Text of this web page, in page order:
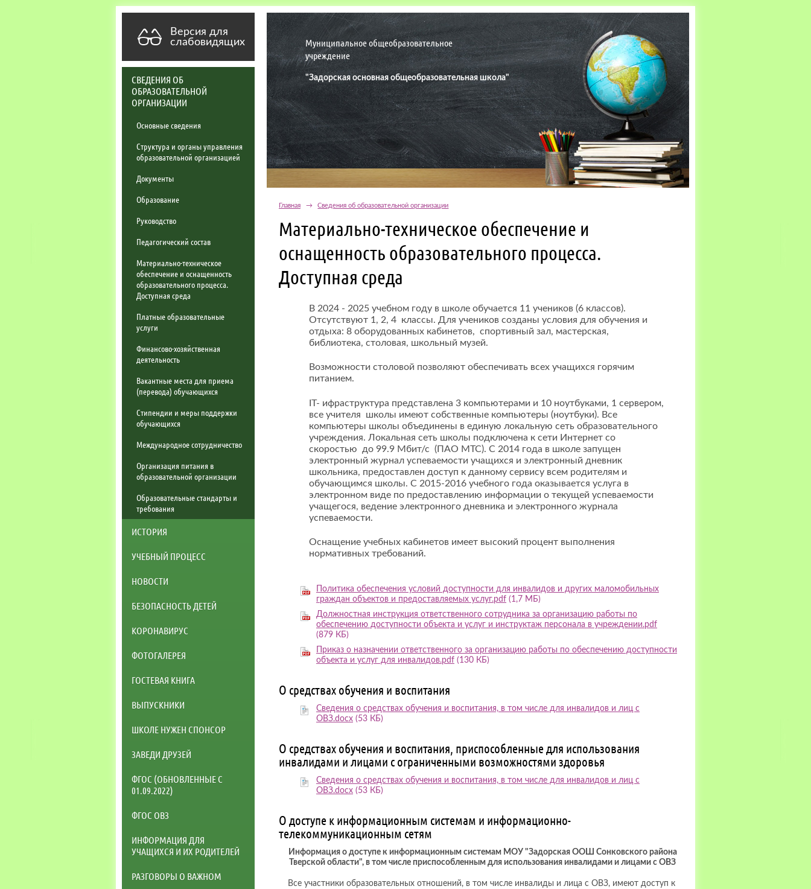
Версия для
слабовидящих
СВЕДЕНИЯ ОБ
ОБРАЗОВАТЕЛЬНОЙ
ОРГАНИЗАЦИИ
Основные сведения
Структура и органы управления
образовательной организацией
Документы
Образование
Руководство
Педагогический состав
Материально-техническое
обеспечение и оснащенность
образовательного процесса.
Доступная среда
Платные образовательные
услуги
Финансово-хозяйственная
деятельность
Вакантные места для приема
(перевода) обучающихся
Стипендии и меры поддержки
обучающихся
Международное сотрудничество
Организация питания в
образовательной организации
Образовательные стандарты и
требования
ИСТОРИЯ
УЧЕБНЫЙ ПРОЦЕСС
НОВОСТИ
БЕЗОПАСНОСТЬ ДЕТЕЙ
КОРОНАВИРУС
ФОТОГАЛЕРЕЯ
ГОСТЕВАЯ КНИГА
ВЫПУСКНИКИ
ШКОЛЕ НУЖЕН СПОНСОР
ЗАВЕДИ ДРУЗЕЙ
ФГОС (ОБНОВЛЕННЫЕ С
01.09.2022)
ФГОС ОВЗ
ИНФОРМАЦИЯ ДЛЯ
УЧАЩИХСЯ И ИХ РОДИТЕЛЕЙ
РАЗГОВОРЫ О ВАЖНОМ
Муниципальное общеобразовательное
учреждение
"Задорская основная общеобразовательная школа"
Главная → Сведения об образовательной организации
Материально-техническое обеспечение и
оснащенность образовательного процесса.
Доступная среда
В 2024 - 2025 учебном году в школе обучается 11 учеников (6 классов).
Отсутствуют 1, 2, 4 классы. Для учеников созданы условия для обучения и
отдыха: 8 оборудованных кабинетов, спортивный зал, мастерская,
библиотека, столовая, школьный музей.
Возможности столовой позволяют обеспечивать всех учащихся горячим
питанием.
IT- ифраструктура представлена 3 компьютерами и 10 ноутбуками, 1 сервером,
все учителя школы имеют собственные компьютеры (ноутбуки). Все
компьютеры школы объединены в единую локальную сеть образовательного
учреждения. Локальная сеть школы подключена к сети Интернет со
скоростью до 99.9 Мбит/с (ПАО МТС). С 2014 года в школе запущен
электронный журнал успеваемости учащихся и электронный дневник
школьника, предоставлен доступ к данному сервису всем родителям и
обучающимся школы. С 2015-2016 учебного года оказывается услуга в
электронном виде по предоставлению информации о текущей успеваемости
учащегося, ведение электронного дневника и электронного журнала
успеваемости.
Оснащение учебных кабинетов имеет высокий процент выполнения
нормативных требований.
Политика обеспечения условий доступности для инвалидов и других маломобильных
граждан объектов и предоставляемых услуг.pdf (1,7 МБ)
Должностная инструкция ответственного сотрудника за организацию работы по
обеспечению доступности объекта и услуг и инструктаж персонала в учреждении.pdf
(879 КБ)
Приказ о назначении ответственного за организацию работы по обеспечению доступности
объекта и услуг для инвалидов.pdf (130 КБ)
О средствах обучения и воспитания
Сведения о средствах обучения и воспитания, в том числе для инвалидов и лиц с
ОВЗ.docx (53 КБ)
О средствах обучения и воспитания, приспособленные для использования
инвалидами и лицами с ограниченными возможностями здоровья
Сведения о средствах обучения и воспитания, в том числе для инвалидов и лиц с
ОВЗ.docx (53 КБ)
О доступе к информационным системам и информационно-
телекоммуникационным сетям
Информация о доступе к информационным системам МОУ "Задорская ООШ Сонковского района
Тверской области", в том числе приспособленным для использования инвалидами и лицами с ОВЗ
Все участники образовательных отношений, в том числе инвалиды и лица с ОВЗ, имеют доступ к